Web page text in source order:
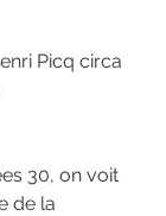
Picq circa
de la